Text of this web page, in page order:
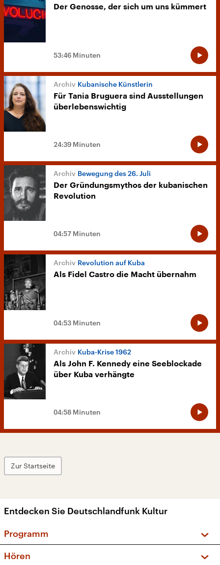
Der Genosse, der sich um uns kümmert
53:46 Minuten
Kubanische Künstlerin
Für Tania Bruguera sind Ausstellungen
überlebenswichtig
24:39 Minuten
Bewegung des 26. Juli
Der Gründungsmythos der kubanischen
Revolution
04:57 Minuten
Revolution auf Kuba
Als Fidel Castro die Macht übernahm
04:53 Minuten
Kuba-Krise 1962
Als John F. Kennedy eine Seeblockade
über Kuba verhängte
04:58 Minuten
Zur Startseite
Entdecken Sie Deutschlandfunk Kultur
Programm
Hören